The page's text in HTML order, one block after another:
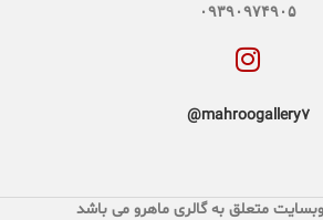
۰۹۳۹۰۹۷۴۹۰۵
mahroogallery7@
وبسایت متعلق به گالری ماهرو می باشد